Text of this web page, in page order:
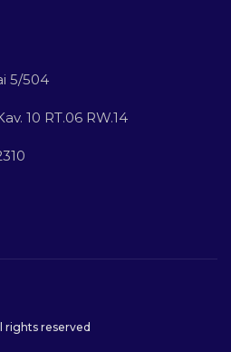
5/504
10 RT.06 RW.14
rights reserved